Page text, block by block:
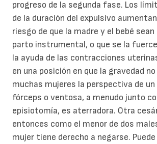
progreso de la segunda fase. Los
de la duración del expulsivo
riesgo de que la madre y el bebé
parto instrumental, o que se la
la ayuda de las contracciones
en una posición en que la gravedad
muchas mujeres la perspectiva de
fórceps o ventosa, a menudo junto
episiotomía, es aterradora. Otra
entonces como el menor de dos
mujer tiene derecho a negarse.